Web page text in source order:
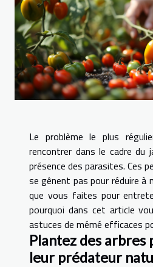
Le problème le plus
rencontrer dans le cadre du
présence des parasites. Ces
se gênent pas pour réduire
que vous faites pour
pourquoi dans cet article
astuces de mémé efficaces
Plantez des
leur prédateur